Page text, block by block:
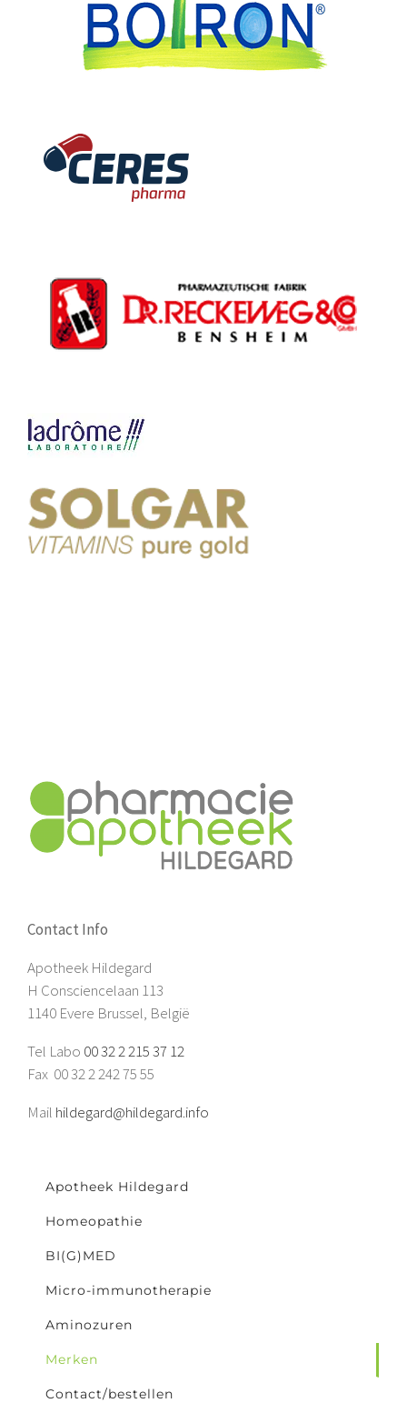
Contact Info
Apotheek Hildegard
H Consciencelaan 113
1140 Evere Brussel, België
Tel Labo 00 32 2 215 37 12
Fax 00 32 2 242 75 55
Mail hildegard@hildegard.info
Apotheek Hildegard
Homeopathie
BI(G)MED
Micro-immunotherapie
Aminozuren
Merken
Contact/bestellen